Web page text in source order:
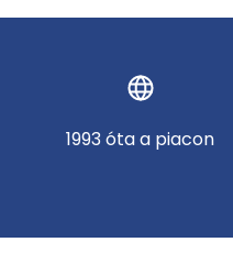
1993 óta a piacon